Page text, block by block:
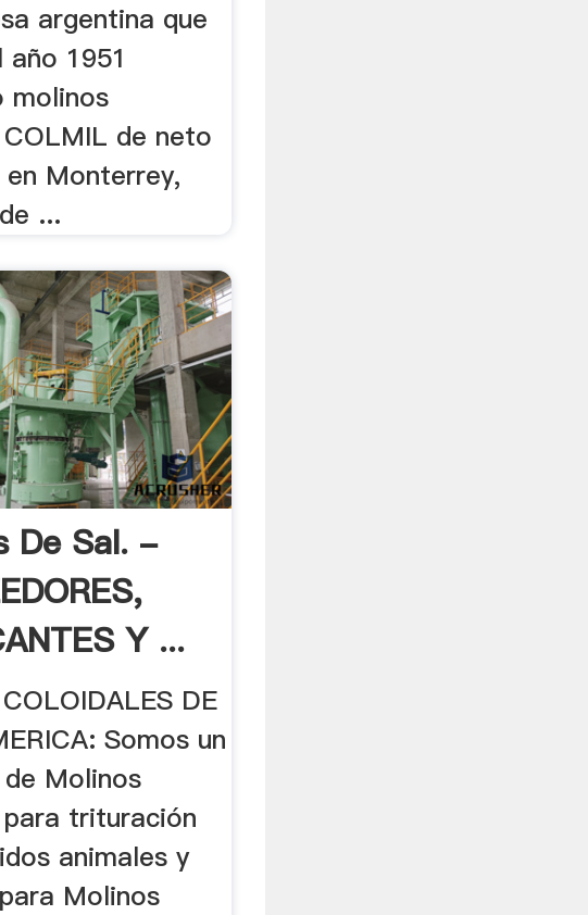
argentina que
1951
molinos
de neto
Monterrey,
...
De Sal. -
Y ...
DE
Somos un
Molinos
trituración
animales y
Molinos